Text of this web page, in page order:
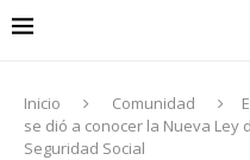
Inicio Comunidad
se dió a conocer la Nueva Ley
Seguridad Social